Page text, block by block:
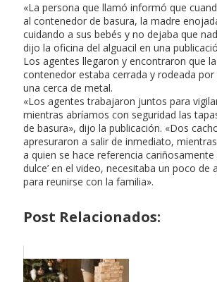
«La persona que llamó informó que
al contenedor de basura, la madre
cuidando a sus bebés y no dejaba que
dijo la oficina del alguacil en una
Los agentes llegaron y encontraron que
contenedor estaba cerrada y rodeada
una cerca de metal.
«Los agentes trabajaron juntos para
mientras abríamos con seguridad las
de basura», dijo la publicación. «Dos
apresuraron a salir de inmediato,
a quien se hace referencia cariñosamente
dulce’ en el video, necesitaba un poco de
para reunirse con la familia».
Post Relacionados: